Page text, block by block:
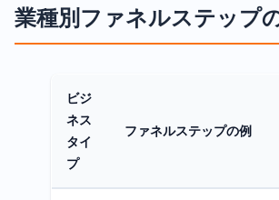
業種別ファネルステップ
ビジ
ネス
タイ
プ
ファネルステップの例